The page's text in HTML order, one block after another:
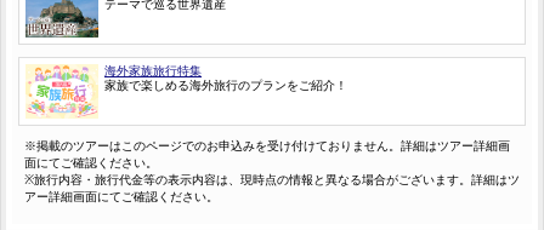
テーマで巡る世界遺産
海外家族旅行特集
家族で楽しめる海外旅行のプランをご紹介！
※掲載のツアーはこのページでのお申込みを受け付けておりません。詳細はツアー詳細画
面にてご確認ください。
※旅行内容・旅行代金等の表示内容は、現時点の情報と異なる場合がございます。詳細はツ
アー詳細画面にてご確認ください。